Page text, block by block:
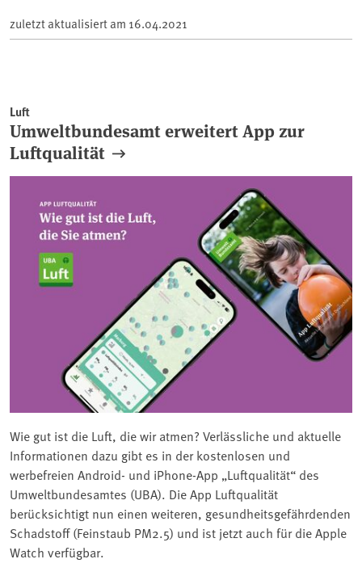
zuletzt aktualisiert am 16.04.2021
Luft
Umweltbundesamt erweitert App zur
Luftqualität
Wie gut ist die Luft, die wir atmen? Verlässliche und aktuelle
Informationen dazu gibt es in der kostenlosen und
werbefreien Android- und iPhone-App „Luftqualität“ des
Umweltbundesamtes (UBA). Die App Luftqualität
berücksichtigt nun einen weiteren, gesundheitsgefährdenden
Schadstoff (Feinstaub PM2.5) und ist jetzt auch für die Apple
Watch verfügbar.